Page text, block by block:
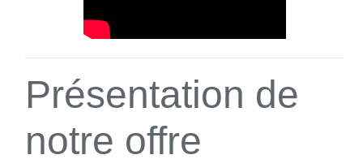
Présentation de
notre offre